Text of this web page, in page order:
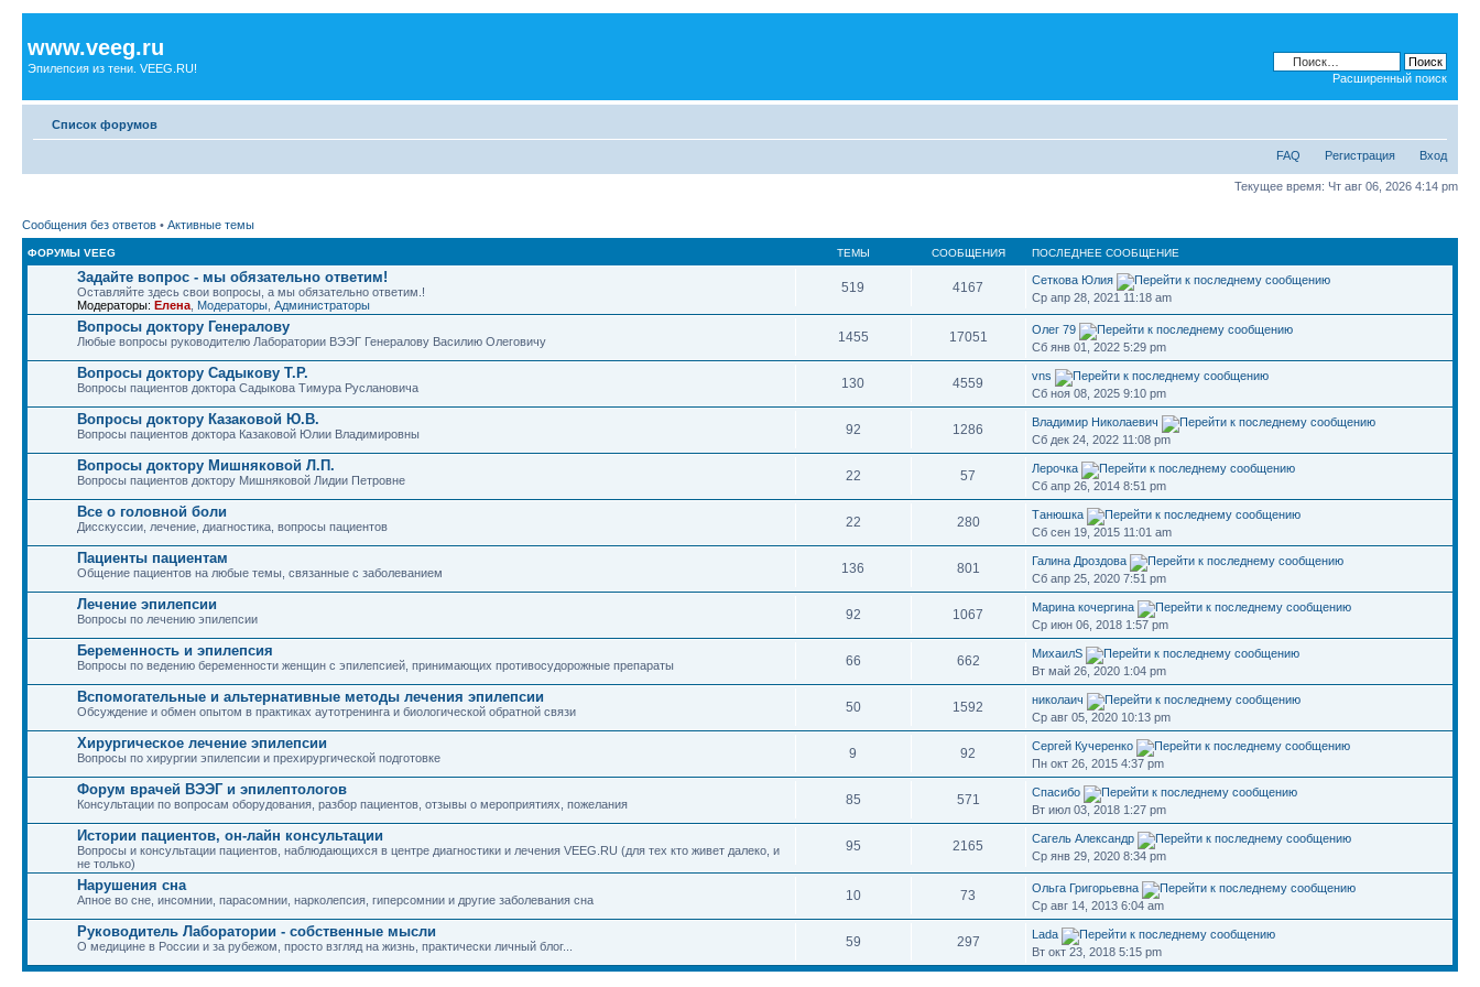
www.veeg.ru
Эпилепсия из тени. VEEG.RU!
Расширенный поиск
Список форумов
FAQ Регистрация Вход
Текущее время: Чт авг 06, 2026 4:14 pm
Сообщения без ответов • Активные темы
ФОРУМЫ VEEG ТЕМЫ СООБЩЕНИЯ ПОСЛЕДНЕЕ СООБЩЕНИЕ
Задайте вопрос - мы обязательно ответим!
Оставляйте здесь свои вопросы, а мы обязательно ответим.!
Модераторы: Елена Модераторы Администраторы
519 4167
Сеткова Юлия
Ср апр 28, 2021 11:18 am
Вопросы доктору Генералову
Любые вопросы руководителю Лаборатории ВЭЭГ Генералову Василию Олеговичу 1455 17051
Олег 79
Сб янв 01, 2022 5:29 pm
Вопросы доктору Садыкову Т.Р.
Вопросы пациентов доктора Садыкова Тимура Руслановича 130 4559
vns
Сб ноя 08, 2025 9:10 pm
Вопросы доктору Казаковой Ю.В.
Вопросы пациентов доктора Казаковой Юлии Владимировны 92 1286
Владимир Николаевич
Сб дек 24, 2022 11:08 pm
Вопросы доктору Мишняковой Л.П.
Вопросы пациентов доктору Мишняковой Лидии Петровне 22 57
Лерочка
Сб апр 26, 2014 8:51 pm
Все о головной боли
Дисскуссии, лечение, диагностика, вопросы пациентов 22 280
Танюшка
Сб сен 19, 2015 11:01 am
Пациенты пациентам
Общение пациентов на любые темы, связанные с заболеванием 136 801
Галина Дроздова
Сб апр 25, 2020 7:51 pm
Лечение эпилепсии
Вопросы по лечению эпилепсии 92 1067
Марина кочергина
Ср июн 06, 2018 1:57 pm
Беременность и эпилепсия
Вопросы по ведению беременности женщин с эпилепсией, принимающих противосудорожные препараты 66 662
МихаилS
Вт май 26, 2020 1:04 pm
Вспомогательные и альтернативные методы лечения эпилепсии
Обсуждение и обмен опытом в практиках аутотренинга и биологической обратной связи 50 1592
николаич
Ср авг 05, 2020 10:13 pm
Хирургическое лечение эпилепсии
Вопросы по хирургии эпилепсии и прехирургической подготовке 9 92
Сергей Кучеренко
Пн окт 26, 2015 4:37 pm
Форум врачей ВЭЭГ и эпилептологов
Консультации по вопросам оборудования, разбор пациентов, отзывы о мероприятиях, пожелания 85 571
Спасибо
Вт июл 03, 2018 1:27 pm
Истории пациентов, он-лайн консультации
Вопросы и консультации пациентов, наблюдающихся в центре диагностики и лечения VEEG.RU (для тех кто живет далеко, и
не только)
95 2165
Сагель Александр
Ср янв 29, 2020 8:34 pm
Нарушения сна
Апное во сне, инсомнии, парасомнии, нарколепсия, гиперсомнии и другие заболевания сна 10 73
Ольга Григорьевна
Ср авг 14, 2013 6:04 am
Руководитель Лаборатории - собственные мысли
О медицине в России и за рубежом, просто взгляд на жизнь, практически личный блог... 59 297
Lada
Вт окт 23, 2018 5:15 pm